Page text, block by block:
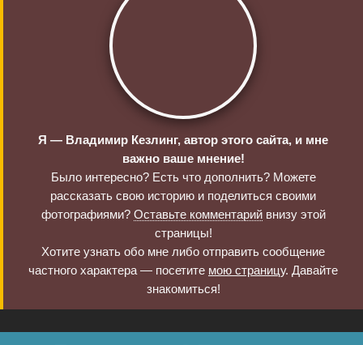
Я — Владимир Кезлинг, автор этого сайта, и мне
важно ваше мнение!
Было интересно? Есть что дополнить? Можете
рассказать свою историю и поделиться своими
фотографиями? Оставьте комментарийвнизу этой
страницы!
Хотите узнать обо мне либо отправить сообщение
частного характера — посетите мою страницу. Давайте
знакомиться!